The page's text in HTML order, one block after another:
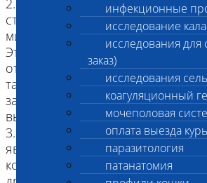
инфекционные
исследование кала
исследования для
заказ)
исследования
коагуляционный
мочеполовая
оплата выезда
паразитология
патанатомия
2. При взятии материала
строжайшую асептику, чтобы не
микрофорой окружающей среды.
Это особенно важно, когда
относятся к нормальной
так как контаминация
затрудняет доказательство
выделенных культур в
3. Общим требованием к
является обеспечение условий,
контаминацию за счет смежных